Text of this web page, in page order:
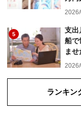
5
支出
船で
ま
ランキン